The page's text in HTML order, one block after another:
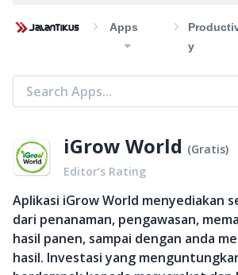
Apps
Y
iGrow World (Gratis)
Editor’s Rating
Aplikasi iGrow World menyediakan
dari penanaman, pengawasan,
hasil panen, sampai dengan anda
hasil. Investasi yang